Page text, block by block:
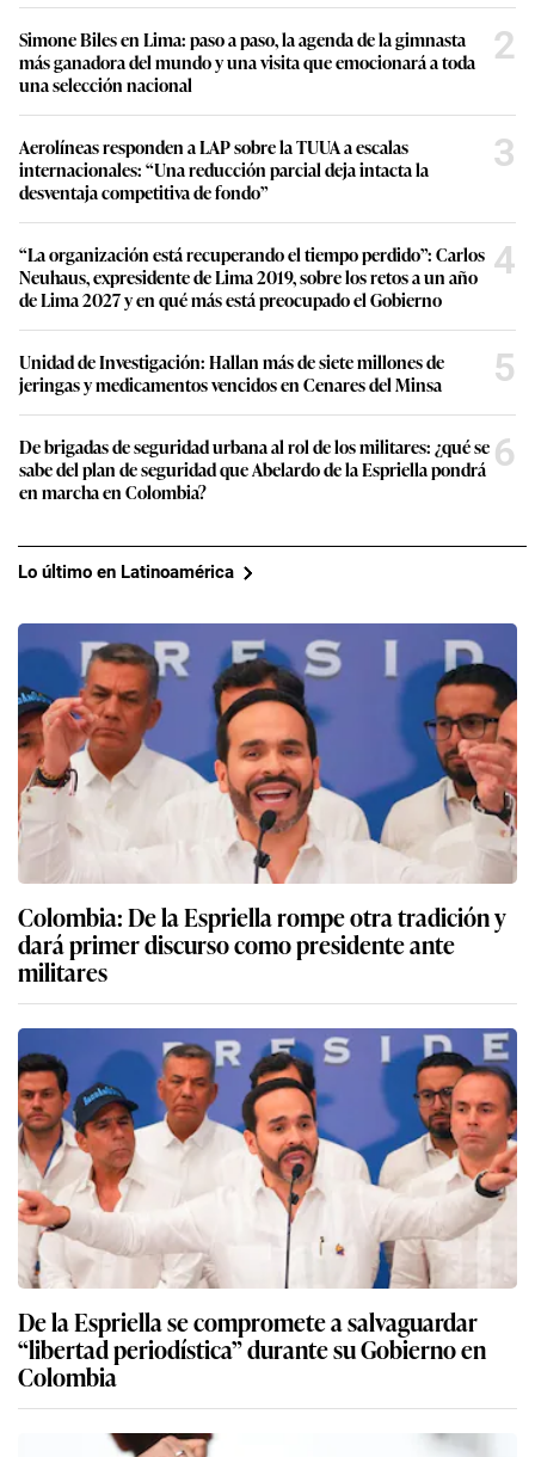
Simone Biles en Lima: paso a paso, la agenda de la gimnasta
más ganadora del mundo y una visita que emocionará a toda
una selección nacional
2
Aerolíneas responden a LAP sobre la TUUA a escalas
internacionales: “Una reducción parcial deja intacta la
desventaja competitiva de fondo”
3
“La organización está recuperando el tiempo perdido”: Carlos
Neuhaus, expresidente de Lima 2019, sobre los retos a un año
de Lima 2027 y en qué más está preocupado el Gobierno
4
Unidad de Investigación: Hallan más de siete millones de
jeringas y medicamentos vencidos en Cenares del Minsa
5
De brigadas de seguridad urbana al rol de los militares: ¿qué se
sabe del plan de seguridad que Abelardo de la Espriella pondrá
en marcha en Colombia?
6
Lo último en Latinoamérica
Colombia: De la Espriella rompe otra tradición y
dará primer discurso como presidente ante
militares
De la Espriella se compromete a salvaguardar
“libertad periodística” durante su Gobierno en
Colombia